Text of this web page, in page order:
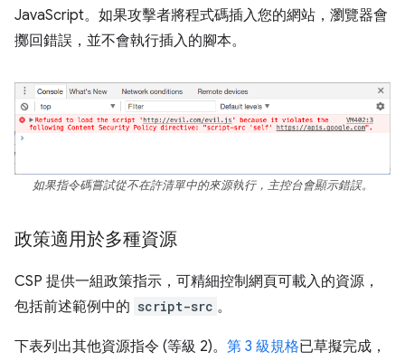
JavaScript。如果攻擊者將程式碼插入您的網站，瀏覽器會
擲回錯誤，並不會執行插入的腳本。
如果指令碼嘗試從不在許清單中的來源執行，主控台會顯示錯誤。
政策適用於多種資源
CSP 提供一組政策指示，可精細控制網頁可載入的資源，
包括前述範例中的 script-src 。
下表列出其他資源指令 (等級 2)。 第 3 級規格已草擬完成，